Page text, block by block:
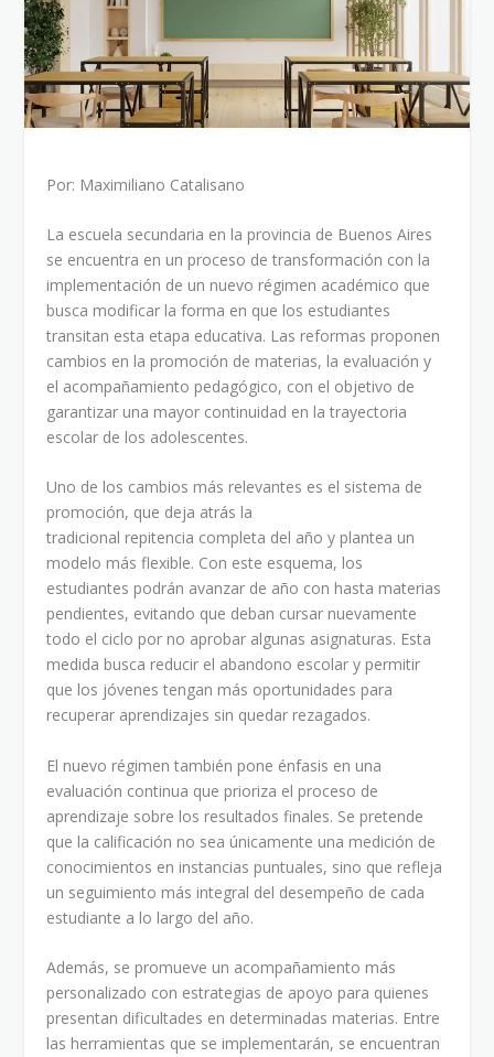
Por: Maximiliano Catalisano
La escuela secundaria en la provincia de Buenos Aires
se encuentra en un proceso de transformación con la
implementación de un nuevo régimen académico que
busca modificar la forma en que los estudiantes
transitan esta etapa educativa. Las reformas proponen
cambios en la promoción de materias, la evaluación y
el acompañamiento pedagógico, con el objetivo de
garantizar una mayor continuidad en la trayectoria
escolar de los adolescentes.
Uno de los cambios más relevantes es el sistema de
promoción, que deja atrás la
tradicional repitencia completa del año y plantea un
modelo más flexible. Con este esquema, los
estudiantes podrán avanzar de año con hasta materias
pendientes, evitando que deban cursar nuevamente
todo el ciclo por no aprobar algunas asignaturas. Esta
medida busca reducir el abandono escolar y permitir
que los jóvenes tengan más oportunidades para
recuperar aprendizajes sin quedar rezagados.
El nuevo régimen también pone énfasis en una
evaluación continua que prioriza el proceso de
aprendizaje sobre los resultados finales. Se pretende
que la calificación no sea únicamente una medición de
conocimientos en instancias puntuales, sino que refleja
un seguimiento más integral del desempeño de cada
estudiante a lo largo del año.
Además, se promueve un acompañamiento más
personalizado con estrategias de apoyo para quienes
presentan dificultades en determinadas materias. Entre
las herramientas que se implementarán, se encuentran